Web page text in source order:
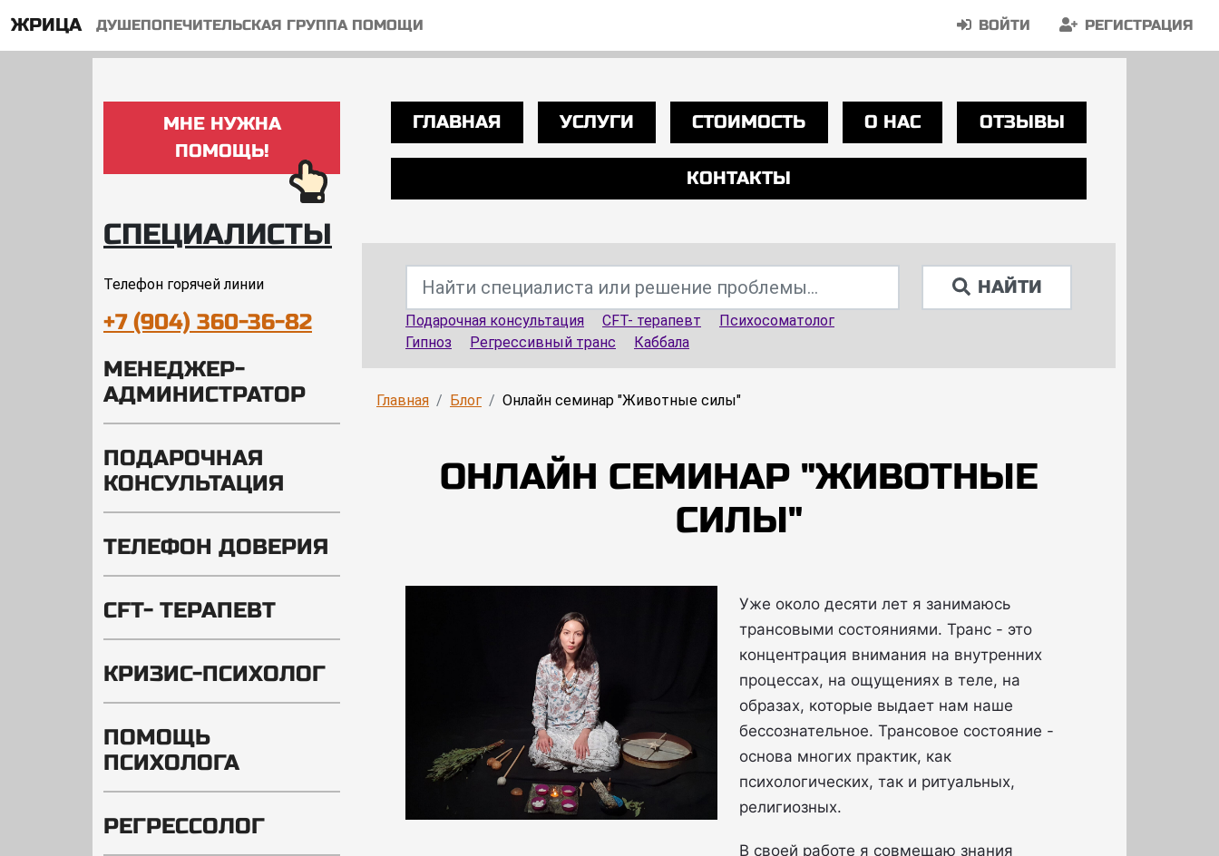
ЖРИЦА ДУШЕПОПЕЧИТЕЛЬСКАЯ ГРУППА ПОМОЩИ ВОЙТИ РЕГИСТРАЦИЯ
МНЕ НУЖНА
ПОМОЩЬ!
СПЕЦИАЛИСТЫ
Телефон горячей линии
+7 (904) 360-36-82
МЕНЕДЖЕР-
АДМИНИСТРАТОР
ПОДАРОЧНАЯ
КОНСУЛЬТАЦИЯ
ТЕЛЕФОН ДОВЕРИЯ
CFT- ТЕРАПЕВТ
КРИЗИС-ПСИХОЛОГ
ПОМОЩЬ
ПСИХОЛОГА
РЕГРЕССОЛОГ
ГЛАВНАЯ УСЛУГИ СТОИМОСТЬ О НАС ОТЗЫВЫ
КОНТАКТЫ
Подарочная консультация CFT- терапевт
Психосоматолог
Гипноз
Регрессивный транс Каббала
НАЙТИ
Главная Блог Онлайн семинар "Животные силы"
ОНЛАЙН СЕМИНАР "ЖИВОТНЫЕ
СИЛЫ"
Уже около десяти лет я занимаюсь
трансовыми состояниями. Транс - это
концентрация внимания на внутренних
процессах, на ощущениях в теле, на
образах, которые выдает нам наше
бессознательное. Трансовое состояние -
основа многих практик, как
психологических, так и ритуальных,
религиозных.
В своей работе я совмещаю знания